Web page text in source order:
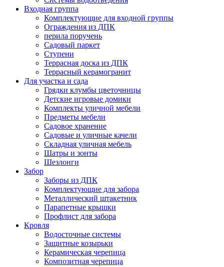
Входная группа
Комплектующие для входной группы
Ограждения из ДПК
перила поручень
Садовый паркет
Ступени
Террасная доска из ДПК
Террасный керамогранит
Для участка и сада
Грядки клумбы цветочницы
Детские игровые домики
Комплекты уличной мебели
Предметы мебели
Садовое хранение
Садовые и уличные качели
Складная уличная мебель
Шатры и зонты
Шезлонги
Забор
Заборы из ДПК
Комплектующие для забора
Металлический штакетник
Парапетные крышки
Профлист для забора
Кровля
Водосточные системы
Защитные козырьки
Керамическая черепица
Композитная черепица